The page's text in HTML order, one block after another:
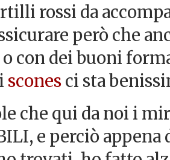
rossi da
però che
con dei buoni
scones ci sta
che qui da noi i
e perciò